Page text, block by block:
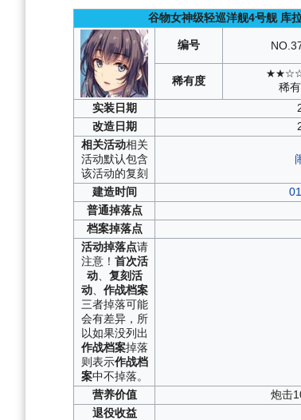
谷物女神级轻巡洋舰4号舰 库
编号 NO.
稀有度 稀有
实装日期
改造日期
相关活动相关
活动默认包含
该活动的复刻
建造时间
普通掉落点
档案掉落点
活动掉落点请
注意！ 首次活
动、 复刻活
动、 作战档案
三者掉落可能
会有差异，所
以如果没列出
作战档案掉落
则表示作战档
案中不掉落。
营养价值
炮击
退役收益